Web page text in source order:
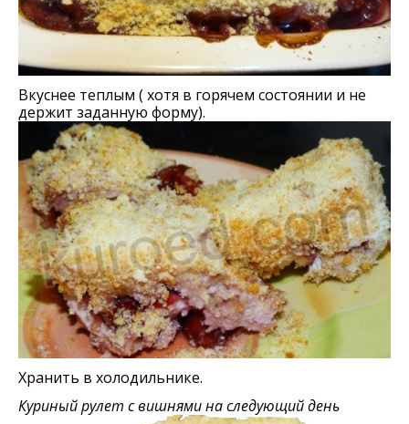
Вкуснее теплым ( хотя в горячем состоянии и не
держит заданную форму).
Хранить в холодильнике.
Куриный рулет с вишнями на следующий день